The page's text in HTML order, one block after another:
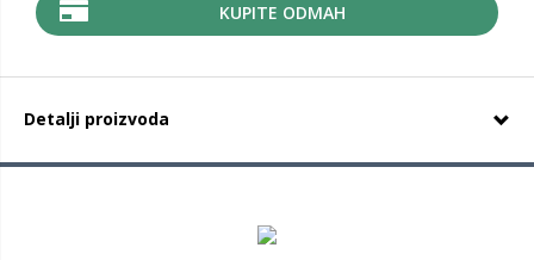
KUPITE ODMAH
Detalji proizvoda